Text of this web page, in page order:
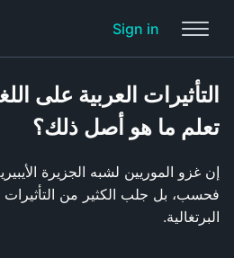
Sign in
التأثيرات العربية على
تعلم ما هو أصل ذلك؟
إن غزو الموريين لشبه الجزيرة
فحسب، بل جلب الكثير من التأثيرات
البرتغالية.